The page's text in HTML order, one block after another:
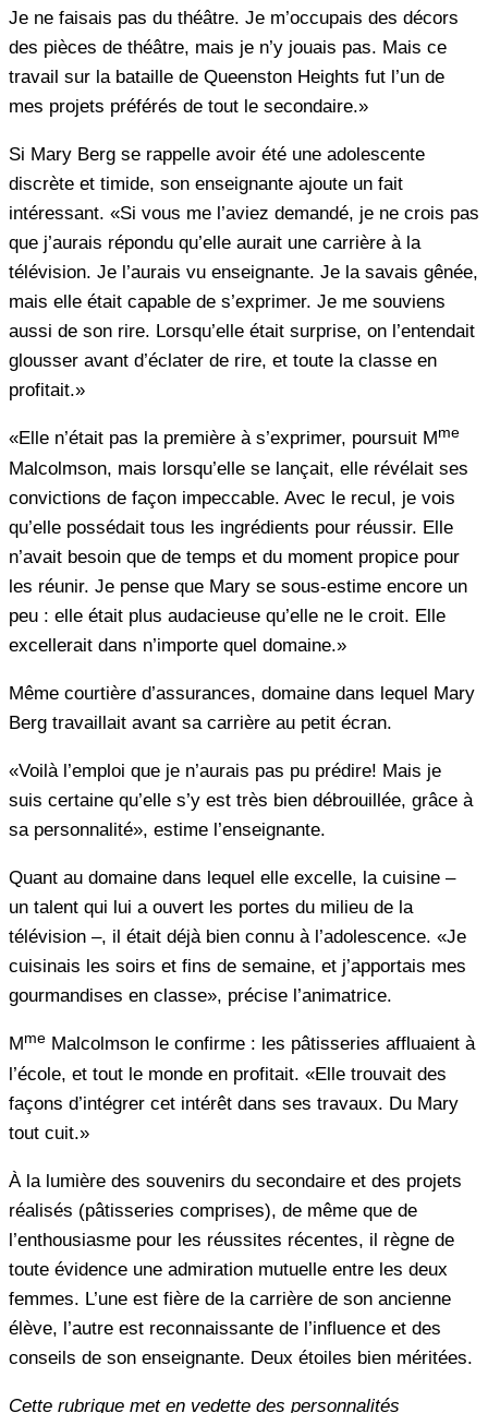
Je ne faisais pas du théâtre. Je m’occupais des décors
des pièces de théâtre, mais je n’y jouais pas. Mais ce
travail sur la bataille de Queenston Heights fut l’un de
mes projets préférés de tout le secondaire.»
Si Mary Berg se rappelle avoir été une adolescente
discrète et timide, son enseignante ajoute un fait
intéressant. «Si vous me l’aviez demandé, je ne crois pas
que j’aurais répondu qu’elle aurait une carrière à la
télévision. Je l’aurais vu enseignante. Je la savais gênée,
mais elle était capable de s’exprimer. Je me souviens
aussi de son rire. Lorsqu’elle était surprise, on l’entendait
glousser avant d’éclater de rire, et toute la classe en
profitait.»
«Elle n’était pas la première à s’exprimer, poursuit Mme
Malcolmson, mais lorsqu’elle se lançait, elle révélait ses
convictions de façon impeccable. Avec le recul, je vois
qu’elle possédait tous les ingrédients pour réussir. Elle
n’avait besoin que de temps et du moment propice pour
les réunir. Je pense que Mary se sous-estime encore un
peu : elle était plus audacieuse qu’elle ne le croit. Elle
excellerait dans n’importe quel domaine.»
Même courtière d’assurances, domaine dans lequel Mary
Berg travaillait avant sa carrière au petit écran.
«Voilà l’emploi que je n’aurais pas pu prédire! Mais je
suis certaine qu’elle s’y est très bien débrouillée, grâce à
sa personnalité», estime l’enseignante.
Quant au domaine dans lequel elle excelle, la cuisine –
un talent qui lui a ouvert les portes du milieu de la
télévision –, il était déjà bien connu à l’adolescence. «Je
cuisinais les soirs et fins de semaine, et j’apportais mes
gourmandises en classe», précise l’animatrice.
Mme Malcolmson le confirme : les pâtisseries affluaient à
l’école, et tout le monde en profitait. «Elle trouvait des
façons d’intégrer cet intérêt dans ses travaux. Du Mary
tout cuit.»
À la lumière des souvenirs du secondaire et des projets
réalisés (pâtisseries comprises), de même que de
l’enthousiasme pour les réussites récentes, il règne de
toute évidence une admiration mutuelle entre les deux
femmes. L’une est fière de la carrière de son ancienne
élève, l’autre est reconnaissante de l’influence et des
conseils de son enseignante. Deux étoiles bien méritées.
Cette rubrique met en vedette des personnalités